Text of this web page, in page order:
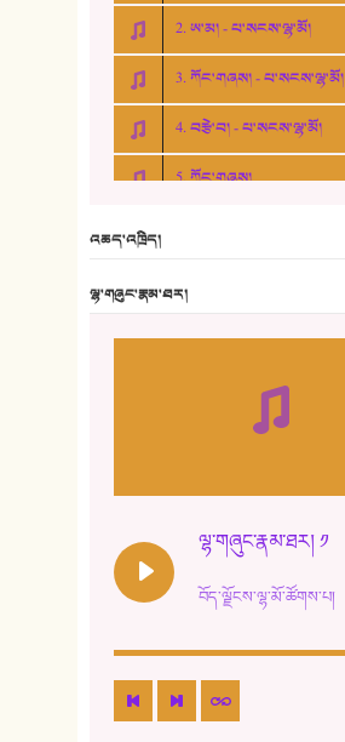
2. ཨ་མ། - པ་སངས་ལྷ་མོ།
3. ཀོང་གཞས། - པ་སངས་ལྷ་མོ།
4. བརྩེ་བ། - པ་སངས་ལྷ་མོ།
5. ཀོང་གཞས།
10. ཆང་གཞས། ༣
15. ཤམ་པ་ལ་ཡི་སྲས་མོ།
16. ལྷ་བུ་དར་བུ།
འཆད་འཁྲིད།
ལྷ་གཞུང་རྣམ་ཐར།
ལྷ་གཞུང་རྣམ་ཐར། ༡
བོད་ལྗོངས་ལྷ་མོ་ཚོགས་པ།